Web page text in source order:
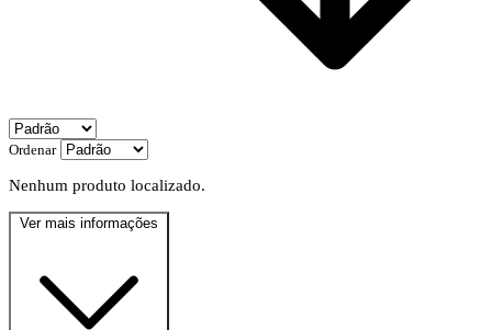
Ordenar
Nenhum produto localizado.
Ver mais informações